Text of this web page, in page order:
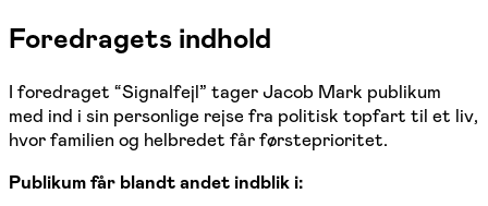
Foredragets indhold
I foredraget “Signalfejl” tager Jacob Mark publikum
med ind i sin personlige rejse fra politisk topfart til et liv,
hvor familien og helbredet får førsteprioritet.
Publikum får blandt andet indblik i: